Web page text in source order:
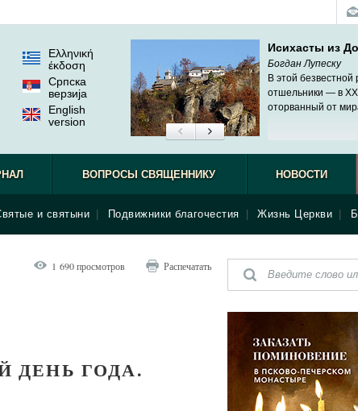
Ελληνική
έκδοση
Српска
верзиjа
English
version
Исихасты из
Богдан Лупеску
В этой
отшельники — в
оторванный от
и святыни Подвижники благочестия Жизнь Церкви
ВОПРОСЫ СВЯЩЕННИКУ НОВОСТИ
1 690 просмотров Распечатать
ДЕНЬ ГОДА.